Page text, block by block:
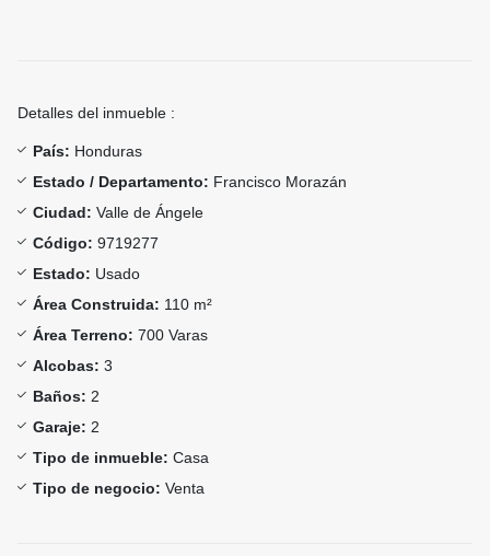
Detalles del inmueble :
País: Honduras
Estado / Departamento: Francisco Morazán
Ciudad: Valle de Ángele
Código: 9719277
Estado: Usado
Área Construida: 110 m²
Área Terreno: 700 Varas
Alcobas: 3
Baños: 2
Garaje: 2
Tipo de inmueble: Casa
Tipo de negocio: Venta